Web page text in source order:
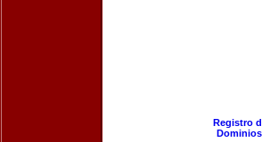
Registro